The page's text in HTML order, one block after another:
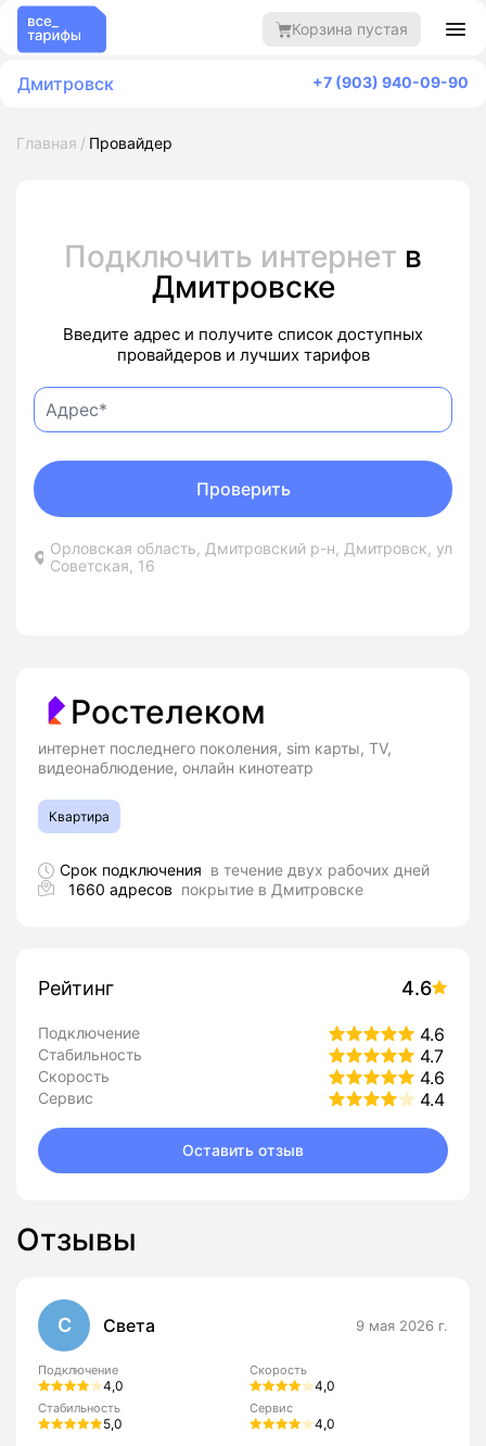
Корзина пустая
Дмитровск +7 (903) 940-09-90
Главная Провайдер
Подключить интернет в
Дмитровске
Введите адрес и получите список доступных
провайдеров и лучших тарифов
Орловская область, Дмитровский р-н, Дмитровск, ул
Советская, 16
Проверить
Ростелеком
интернет последнего поколения, sim карты, TV,
видеонаблюдение, онлайн кинотеатр
Квартира
Срок подключения в течение двух рабочих дней
1660 адресов покрытие в Дмитровске
Рейтинг 4.6
Подключение 4.6
Стабильность 4.7
Скорость 4.6
Сервис 4.4
Оставить отзыв
Отзывы
С Света 9 мая 2026 г.
Подключение
4,0
Скорость
4,0
Стабильность
5,0
Сервис
4,0